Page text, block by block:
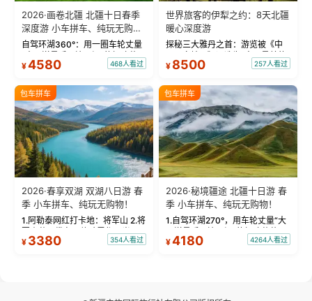
2026·画卷北疆 北疆十日春季
深度游 小车拼车、纯玩无购
物！
自驾环湖360°：用一圈车轮丈量
“大西洋最后一滴眼泪”的极致蔚
蓝。 赛湖旅拍：甄选多款风格服
绝美瞬间。 赛湖坦克300跟车视
频：专业摄影师...
¥4580 468人看过
世界旅客的伊犁之约：8天北疆
暖心深度游
探秘三大雅丹之首：游览被《中
国国家地理》评选为“中国最美的
三大雅丹”第一名的克拉玛依魔鬼
瓦人最大村落——禾木村，欣赏
晨雾与小木...
¥ 8500 257人看过
包车拼车
2026·春享双湖 双湖八日游 春
季 小车拼车、纯玩无购物！
1.阿勒泰网红打卡地：将军山 2.将
军山落日缆车，体验雪都风光 3.
将军山，夕阳派对，蹦迪party 4.
¥ 3380 354人看过
包车拼车
2026·秘境疆途 北疆十日游 春
季 小车拼车、纯玩无购物！
1.自驾环湖270°，用车轮丈量“大
西洋最后一滴眼泪”的极致蔚蓝，
让雪山、花海与深邃湖水在转弯
¥4180 4264人看过